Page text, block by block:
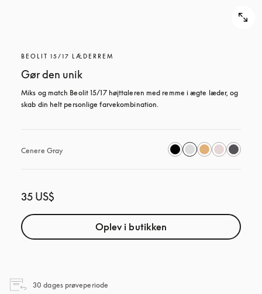
BEOLIT 15/17 LÆDERREM
Gør den unik
Miks og match Beolit 15/17 højttaleren med remme i ægte læder, og
skab din helt personlige farvekombination.
Cenere Gray
35 US$
Oplev i butikken
30 dages prøveperiode